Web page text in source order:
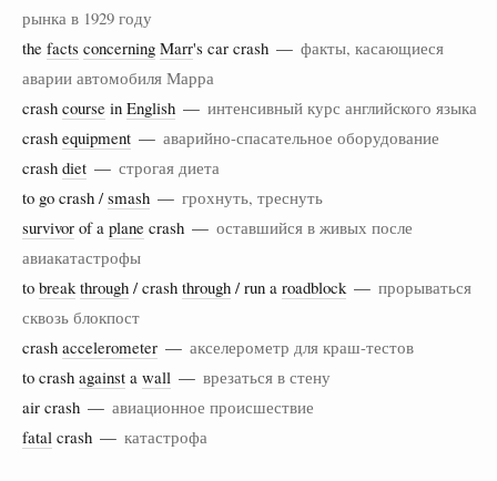
рынка в 1929 году
the facts concerning Marr's car crash — факты, касающиеся
аварии автомобиля Марра
crash course in English — интенсивный курс английского языка
crash equipment — аварийно-спасательное оборудование
crash diet — строгая диета
to go crash / smash — грохнуть, треснуть
survivor of a plane crash — оставшийся в живых после
авиакатастрофы
to break through / crash through / run a roadblock — прорываться
сквозь блокпост
crash accelerometer — акселерометр для краш-тестов
to crash against a wall — врезаться в стену
air crash — авиационное происшествие
fatal crash — катастрофа